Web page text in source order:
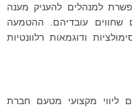
למנהלים להעניק מענה
שחווים עובדיהם. ההטמעה
ודוגמאות רלוונטיות
ליווי מקצועי מטעם חברת